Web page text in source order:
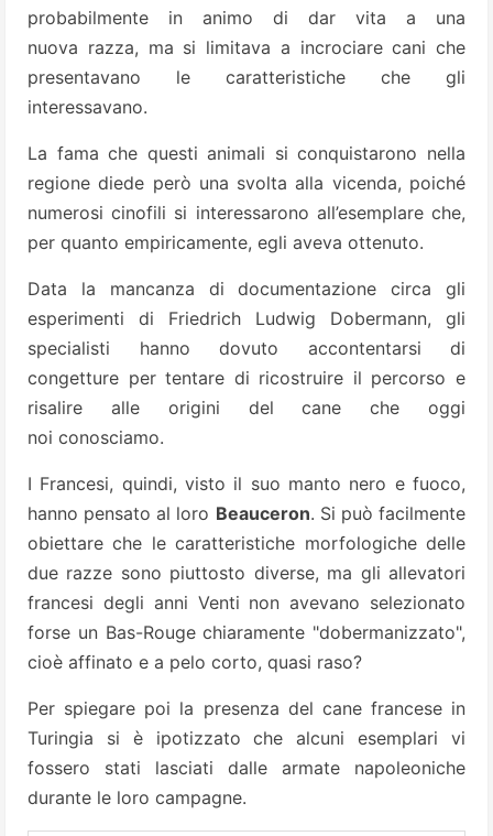
probabilmente in animo di dar vita a una
nuova razza, ma si limitava a incrociare cani che
presentavano le caratteristiche che gli
interessavano.
La fama che questi animali si conquistarono nella
regione diede però una svolta alla vicenda, poiché
numerosi cinofili si interessarono all’esemplare che,
per quanto empiricamente, egli aveva ottenuto.
Data la mancanza di documentazione circa gli
esperimenti di Friedrich Ludwig Dobermann, gli
specialisti hanno dovuto accontentarsi di
congetture per tentare di ricostruire il percorso e
risalire alle origini del cane che oggi
noi conosciamo.
I Francesi, quindi, visto il suo manto nero e fuoco,
hanno pensato al loro Beauceron. Si può facilmente
obiettare che le caratteristiche morfologiche delle
due razze sono piuttosto diverse, ma gli allevatori
francesi degli anni Venti non avevano selezionato
forse un Bas-Rouge chiaramente "dobermanizzato",
cioè affinato e a pelo corto, quasi raso?
Per spiegare poi la presenza del cane francese in
Turingia si è ipotizzato che alcuni esemplari vi
fossero stati lasciati dalle armate napoleoniche
durante le loro campagne.